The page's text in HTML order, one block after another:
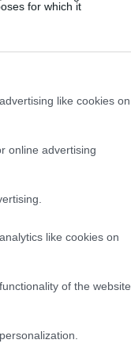
for which it
like cookies on
online advertising
like cookies on
of the website
la
podrían influir